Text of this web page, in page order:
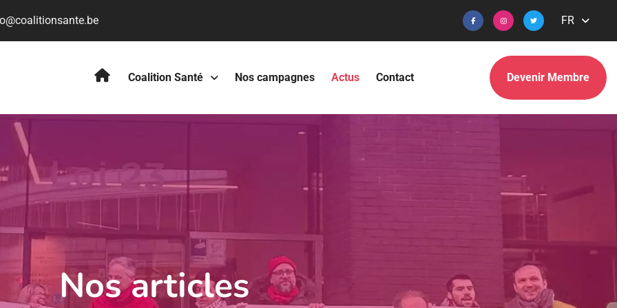
FR
Coalition Santé Nos campagnes Actus Contact Devenir Membre
Nos articles